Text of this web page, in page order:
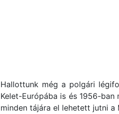
Hallottunk még a polgári
Kelet-Európába is és 1956-
minden tájára el lehetett jutni a